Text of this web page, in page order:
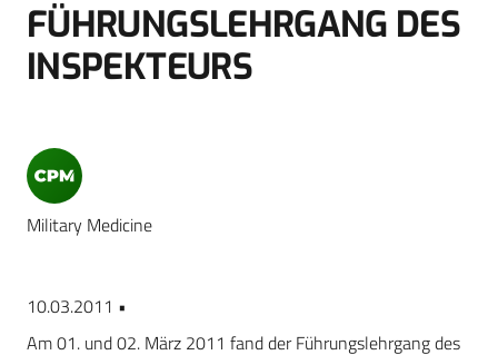
FÜHRUNGSLEHRGANG DES
INSPEKTEURS
Military Medicine
10.03.2011 •
Am 01. und 02. März 2011 fand der Führungslehrgang des